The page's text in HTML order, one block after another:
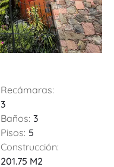
Recámaras:
3
Baños: 3
Pisos: 5
Construcción:
201.75 M2